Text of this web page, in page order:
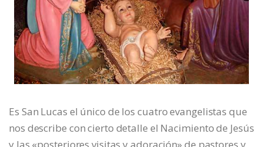
Es San Lucas el único de los cuatro evangelistas que
nos describe con cierto detalle el Nacimiento de Jesús